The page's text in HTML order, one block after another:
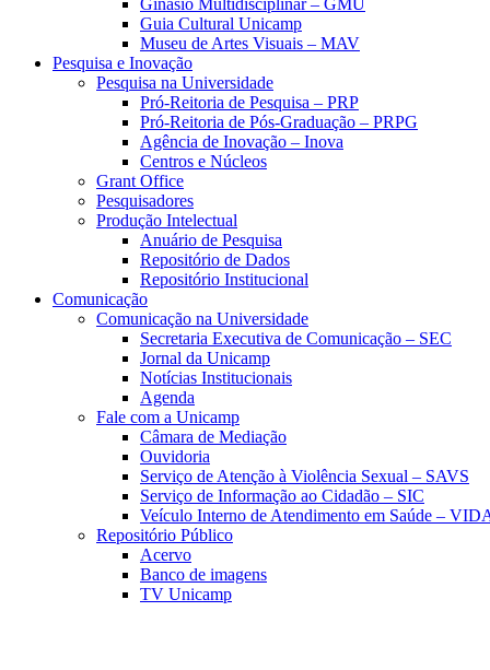
Ginásio Multidisciplinar – GMU
Guia Cultural Unicamp
Museu de Artes Visuais – MAV
Pesquisa e Inovação
Pesquisa na Universidade
Pró-Reitoria de Pesquisa – PRP
Pró-Reitoria de Pós-Graduação – PRPG
Agência de Inovação – Inova
Centros e Núcleos
Grant Office
Pesquisadores
Produção Intelectual
Anuário de Pesquisa
Repositório de Dados
Repositório Institucional
Comunicação
Comunicação na Universidade
Secretaria Executiva de Comunicação – SEC
Jornal da Unicamp
Notícias Institucionais
Agenda
Fale com a Unicamp
Câmara de Mediação
Ouvidoria
Serviço de Atenção à Violência Sexual – SAVS
Serviço de Informação ao Cidadão – SIC
Veículo Interno de Atendimento em Saúde –
Repositório Público
Acervo
Banco de imagens
TV Unicamp